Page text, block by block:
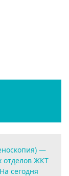
—
отделов ЖКТ
сегодня